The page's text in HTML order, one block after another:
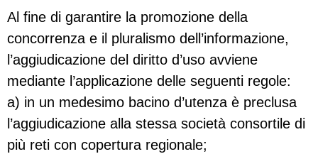
Al fine di garantire la promozione della
concorrenza e il pluralismo dell’informazione,
l’aggiudicazione del diritto d’uso avviene
mediante l’applicazione delle seguenti regole:
a) in un medesimo bacino d’utenza è preclusa
l’aggiudicazione alla stessa società consortile di
più reti con copertura regionale;